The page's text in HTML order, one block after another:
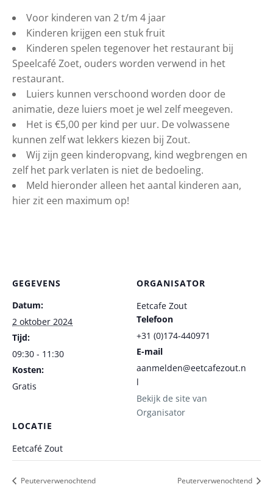
Voor kinderen van 2 t/m 4 jaar
Kinderen krijgen een stuk fruit
Kinderen spelen tegenover het restaurant bij
Speelcafé Zoet, ouders worden verwend in het
restaurant.
Luiers kunnen verschoond worden door de
animatie, deze luiers moet je wel zelf meegeven.
Het is €5,00 per kind per uur. De volwassene
kunnen zelf wat lekkers kiezen bij Zout.
Wij zijn geen kinderopvang, kind wegbrengen en
zelf het park verlaten is niet de bedoeling.
Meld hieronder alleen het aantal kinderen aan,
hier zit een maximum op!
GEGEVENS
Datum:
2 oktober 2024
Tijd:
09:30 - 11:30
Kosten:
Gratis
LOCATIE
Eetcafé Zout
ORGANISATOR
Eetcafe Zout
Telefoon
+31 (0)174-440971
E-mail
aanmelden@eetcafezout.n
l
Bekijk de site van
Organisator
Peuterverwenochtend Peuterverwenochtend